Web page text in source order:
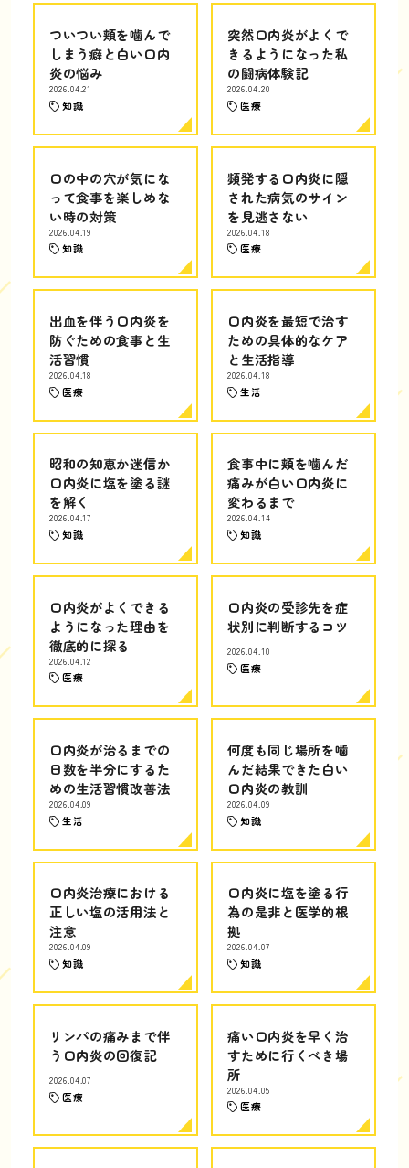
ついつい頬を噛んで
しまう癖と白い口内
炎の悩み
2026.04.21
知識
突然口内炎がよくで
きるようになった私
の闘病体験記
2026.04.20
医療
口の中の穴が気にな
って食事を楽しめな
い時の対策
2026.04.19
知識
頻発する口内炎に隠
された病気のサイン
を見逃さない
2026.04.18
医療
出血を伴う口内炎を
防ぐための食事と生
活習慣
2026.04.18
医療
口内炎を最短で治す
ための具体的なケア
と生活指導
2026.04.18
生活
昭和の知恵か迷信か
口内炎に塩を塗る謎
を解く
2026.04.17
知識
食事中に頬を噛んだ
痛みが白い口内炎に
変わるまで
2026.04.14
知識
口内炎がよくできる
ようになった理由を
徹底的に探る
2026.04.12
医療
口内炎の受診先を症
状別に判断するコツ
2026.04.10
医療
口内炎が治るまでの
日数を半分にするた
めの生活習慣改善法
2026.04.09
生活
何度も同じ場所を噛
んだ結果できた白い
口内炎の教訓
2026.04.09
知識
口内炎治療における
正しい塩の活用法と
注意
2026.04.09
知識
口内炎に塩を塗る行
為の是非と医学的根
拠
2026.04.07
知識
リンパの痛みまで伴
う口内炎の回復記
2026.04.07
医療
痛い口内炎を早く治
すために行くべき場
所
2026.04.05
医療